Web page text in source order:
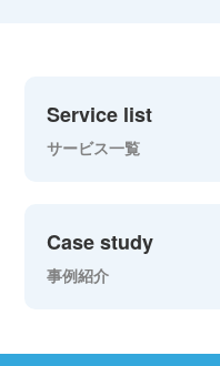
Service list
サービス一覧
Case study
事例紹介